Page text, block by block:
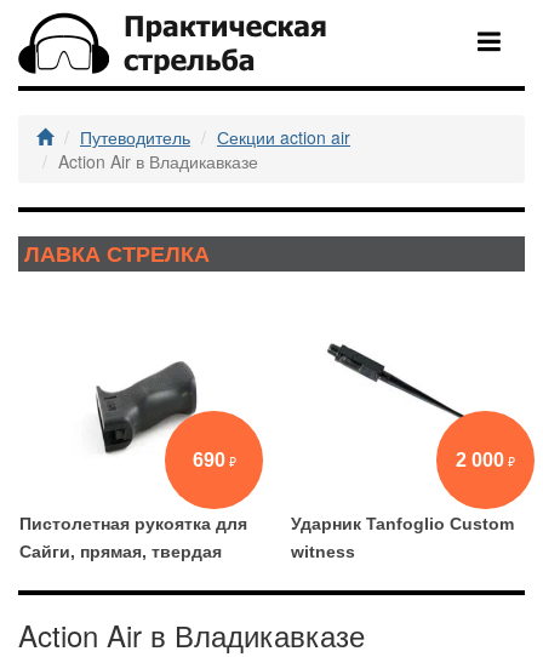
Путеводитель
Секции action air
Action Air в Владикавказе
ЛАВКА СТРЕЛКА
690
Пистолетная рукоятка для
Сайги, прямая, твердая
2 000
Ударник Tanfoglio Custom
witness
Action Air в Владикавказе